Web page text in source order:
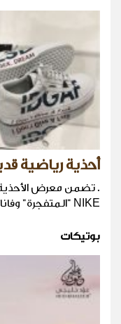
أحذية رياضية
. تضمن معرض
NIKE "المتفجرة" وفانات مطلية يدوياً
بوتيكات